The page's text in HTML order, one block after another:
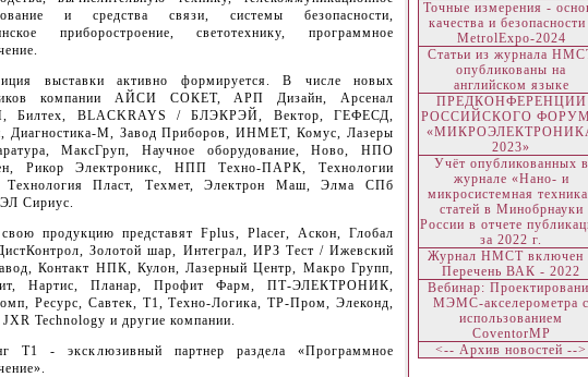
и средства связи, системы безопасности,
приборостроение, светотехнику, программное
выставки активно формируется. В числе новых
компании АЙСИ СОКЕТ, АРП Дизайн, Арсенал
Билтех, BLACKRAYS / БЛЭКРЭЙ, Вектор, ГЕФЕСД,
Диагностика-М, Завод Приборов, ИНМЕТ, Комус, Лазеры
МаксГруп, Научное оборудование, Ново, НПО
Рикор Электроникс, НПП Техно-ПАРК, Технологии
Технология Пласт, Техмет, Электрон Маш, Элма СПб
Сириус.
продукцию представят Fplus, Placer, Аскон, Глобал
Золотой шар, Интеграл, ИРЗ Тест / Ижевский
Контакт НПК, Кулон, Лазерный Центр, Макро Групп,
Нартис, Планар, Профит Фарм, ПТ-ЭЛЕКТРОНИК,
Ресурс, Савтек, Т1, Техно-Логика, ТР-Пром, Элеконд,
Technology и другие компании.
Т1 - эксклюзивный партнер раздела «Программное
Точные измерения -
качества и
MetrolExpo-2024
Статьи из журнала
опубликованы на
английском языке
ПРЕДКОНФЕРЕНЦИИ
РОССИЙСКОГО
2023»
Учёт опубликованных в
журнале «Нано- и
микросистемная
статей в Минобрнауки
России в отчете
за 2022 г.
Журнал НМСТ включен
Перечень ВАК - 2022
Вебинар:
МЭМС-акселерометра с
использованием
CoventorMP
<-- Архив новостей -->